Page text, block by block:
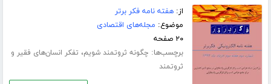
از:هفته نامه فکر برتر
موضوع: مجله‌های اقتصادی
۲۰ صفحه
برچسب‌ها: چگونه ثروتمند شویم، تفکر انسان‌های فقیر و
ثروتمند